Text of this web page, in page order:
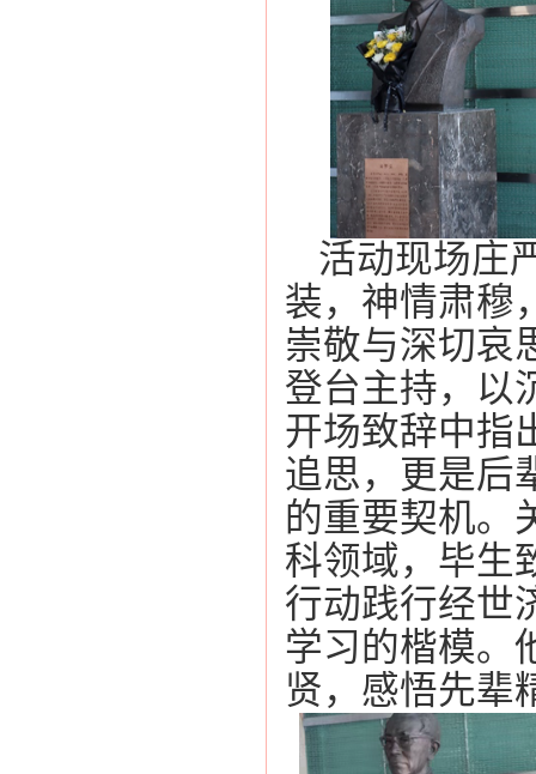
活动现场庄
装，神情肃穆
崇敬与深切哀
登台主持，以
开场致辞中指
追思，更是后
的重要契机。
科领域，毕生
行动践行经世
学习的楷模。
贤，感悟先辈